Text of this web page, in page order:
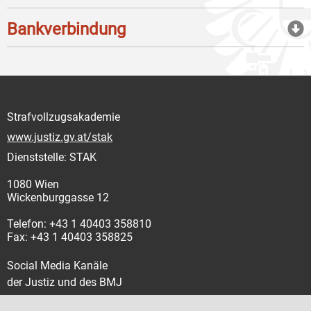
Bankverbindung
Strafvollzugsakademie
www.justiz.gv.at/stak
Dienststelle: STAK
1080 Wien
Wickenburggasse 12
Telefon: +43 1 40403 358810
Fax: +43 1 40403 358825
Social Media Kanäle
der Justiz und des BMJ